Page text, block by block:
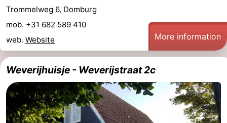
Trommelweg 6, Domburg
mob. +31 682 589 410
web. Website More information
Weverijhuisje - Weverijstraat 2c